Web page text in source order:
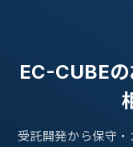
EC-CUBE
受託開発から保守